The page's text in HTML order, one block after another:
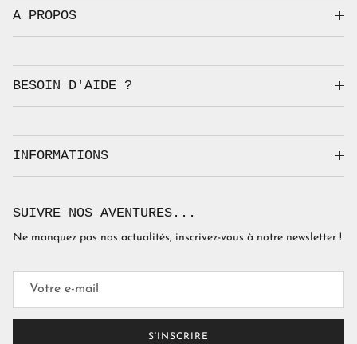
A PROPOS
BESOIN D'AIDE ?
INFORMATIONS
SUIVRE NOS AVENTURES...
Ne manquez pas nos actualités, inscrivez-vous à notre newsletter !
S’INSCRIRE